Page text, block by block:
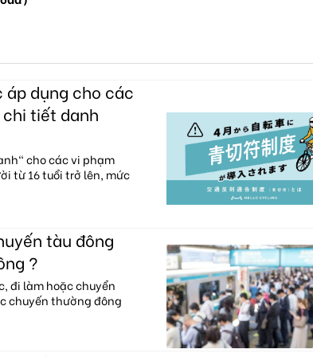
áp dụng cho các
tiết danh
cho các vi phạm
từ 16 tuổi trở lên, mức
tàu đông
?
đi làm hoặc chuyển
chuyến thường đông